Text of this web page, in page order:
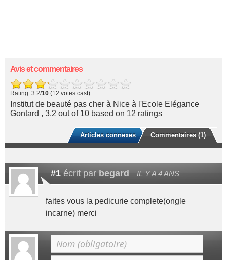
Avis et commentaires
Rating: 3.2/10(12 votes cast)
Institut de beauté pas cher à Nice à l'Ecole Elégance
Gontard , 3.2 out of 10based on 12 ratings
Commentaires (1)
Articles connexes
#1écrit par begard IL Y A 4 ANS
faites vous la pedicurie complete(ongle
incarne) merci